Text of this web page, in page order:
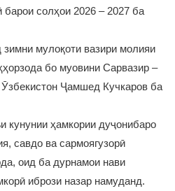
солҳои 2026 – 2027 ба
мулоқоти вазири молияи
бо муовини Сарвазир –
Ҷамшед Кучкаров ба
кунунии ҳамкории дуҷонибаро
савдо ва сармоягузорӣ
оид ба дурнамои нави
ибрози назар намуданд.